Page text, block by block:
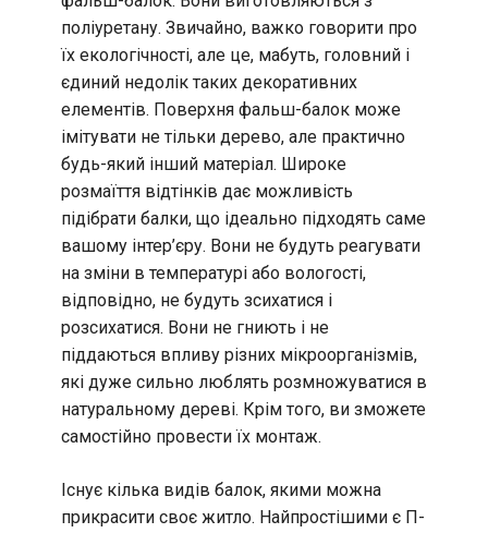
поліуретану. Звичайно, важко говорити про
їх екологічності, але це, мабуть, головний і
єдиний недолік таких декоративних
елементів. Поверхня фальш-балок може
імітувати не тільки дерево, але практично
будь-який інший матеріал. Широке
розмаїття відтінків дає можливість
підібрати балки, що ідеально підходять саме
вашому інтер’єру. Вони не будуть реагувати
на зміни в температурі або вологості,
відповідно, не будуть зсихатися і
розсихатися. Вони не гниють і не
піддаються впливу різних мікроорганізмів,
які дуже сильно люблять розмножуватися в
натуральному дереві. Крім того, ви зможете
самостійно провести їх монтаж.
Існує кілька видів балок, якими можна
прикрасити своє житло. Найпростішими є П-